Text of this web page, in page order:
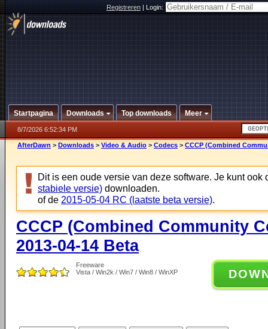
Registreren|Login:
Startpagina Downloads Top downloads Meer
8/7/2026 6:52:34 PM
AfterDawn > Downloads > Video & Audio > Codecs > CCCP (Combined
Dit is een oude versie van deze software. Je kunt ook
stabiele versie) downloaden.
of de 2015-05-04 RC (laatste beta versie).
CCCP (Combined Community
2013-04-14 Beta
Freeware
Vista / Win2k / Win7 / Win8 / WinXP